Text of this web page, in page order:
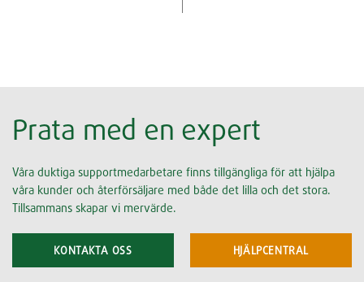
Prata med en expert
Våra duktiga supportmedarbetare finns tillgängliga för att hjälpa
våra kunder och återförsäljare med både det lilla och det stora.
Tillsammans skapar vi mervärde.
KONTAKTA OSS HJÄLPCENTRAL